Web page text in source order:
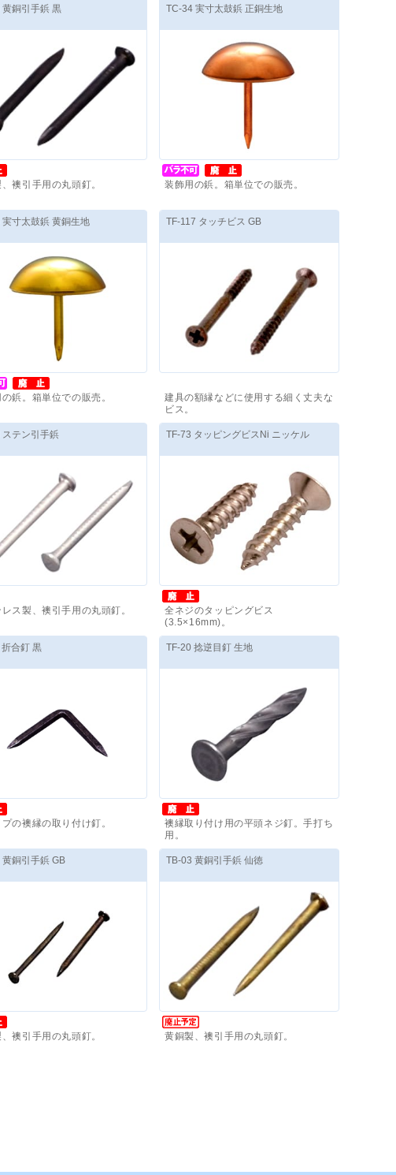
税抜)：8,470円 価格(税抜)：9,999,999円～
黄銅引手鋲 黒
襖引手用の丸頭釘。
税抜)：5,720円～
TC-34 実寸太鼓鋲 正銅生地
装飾用の鋲。箱単位での販売。
価格(税抜)： 410 円～
実寸太鼓鋲 黄銅生地
鋲。箱単位での販売。
税抜)：380円
TF-117 タッチビス GB
建具の額縁などに使用する細く丈夫な
ビス。
価格(税抜)： 6,500 円 ～
ステン引手鋲
ス製、襖引手用の丸頭釘。
税抜)：9,020
TF-73 タッピングビスNi ニッケル
全ネジのタッピングビス
(3.5×16mm)。
価格(税抜)：5,120円
合釘 黒
プの襖縁の取り付け釘。
税抜)：7,500 円
TF-20 捻逆目釘 生地
襖縁取り付け用の平頭ネジ釘。手打ち
用。
価格(税抜)：6,300 円～
黄銅引手鋲 GB
襖引手用の丸頭釘。
TB-03 黄銅引手鋲 仙徳
黄銅製、襖引手用の丸頭釘。